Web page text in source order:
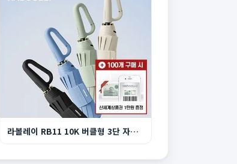
라볼레이 RB11 10K 버클형 3단 자동 양우산